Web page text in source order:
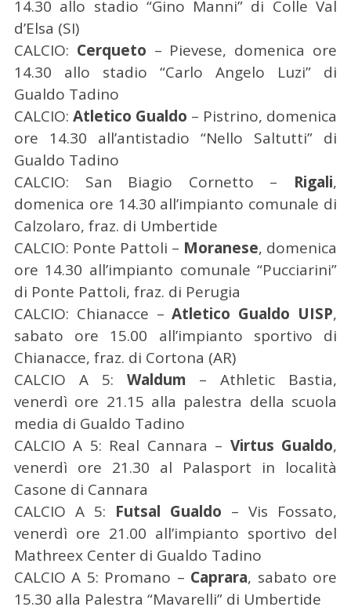
14.30 allo stadio “Gino Manni” di Colle Val
d’Elsa (SI)
CALCIO: Cerqueto – Pievese, domenica ore
14.30 allo stadio “Carlo Angelo Luzi” di
Gualdo Tadino
CALCIO: Atletico Gualdo – Pistrino, domenica
ore 14.30 all’antistadio “Nello Saltutti” di
Gualdo Tadino
CALCIO: San Biagio Cornetto – Rigali,
domenica ore 14.30 all’impianto comunale di
Calzolaro, fraz. di Umbertide
CALCIO: Ponte Pattoli – Moranese, domenica
ore 14.30 all’impianto comunale “Pucciarini”
di Ponte Pattoli, fraz. di Perugia
CALCIO: Chianacce –Atletico Gualdo UISP,
sabato ore 15.00 all’impianto sportivo di
Chianacce, fraz. di Cortona (AR)
CALCIO A 5: Waldum – Athletic Bastia,
venerdì ore 21.15 alla palestra della scuola
media di Gualdo Tadino
CALCIO A 5: Real Cannara – Virtus Gualdo,
venerdì ore 21.30 al Palasport in località
Casone di Cannara
CALCIO A 5: Futsal Gualdo – Vis Fossato,
venerdì ore 21.00 all’impianto sportivo del
Mathreex Center di Gualdo Tadino
CALCIO A 5: Promano – Caprara, sabato ore
15.30 alla Palestra “Mavarelli” di Umbertide
e
r
c
a
e
r
: